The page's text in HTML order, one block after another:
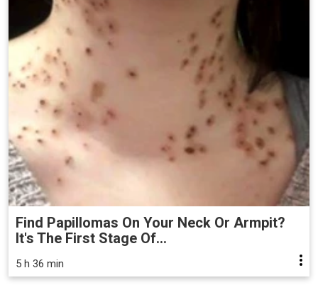
Find Papillomas On Your Neck Or Armpit?
It's The First Stage Of...
5 h 36 min